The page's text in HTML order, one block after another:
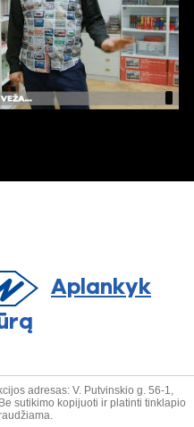
Aplankyk
adresas: V. Putvinskio g. 56-1,
sutikimo kopijuoti ir platinti tinklapio